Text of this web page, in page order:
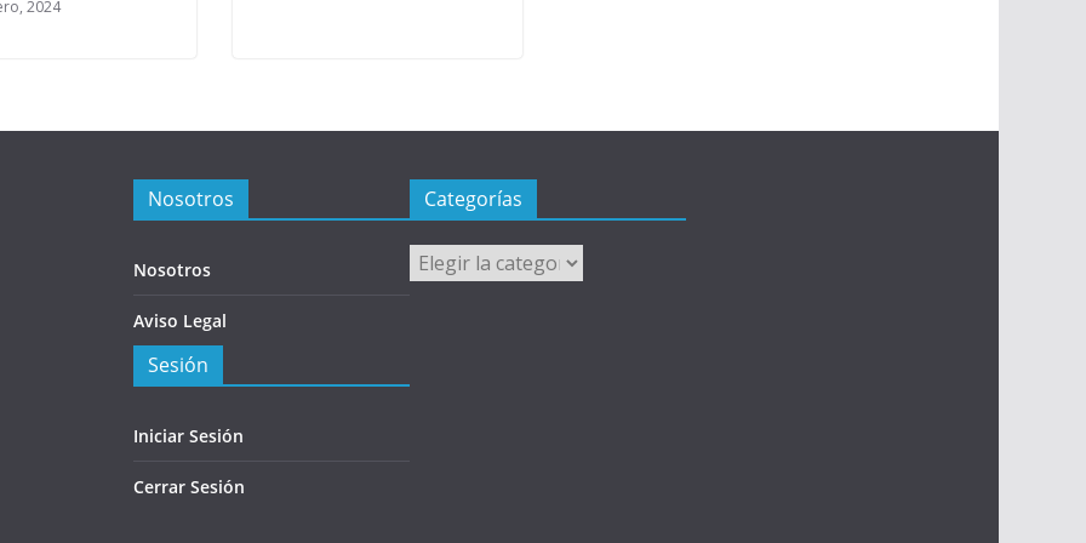
2024
Nosotros
Nosotros
Aviso Legal
Sesión
Iniciar Sesión
Cerrar Sesión
Categorías
Categorías